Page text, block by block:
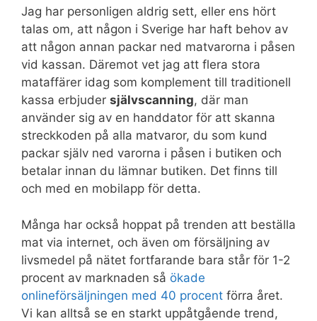
Jag har personligen aldrig sett, eller ens hört
talas om, att någon i Sverige har haft behov av
att någon annan packar ned matvarorna i påsen
vid kassan. Däremot vet jag att flera stora
mataffärer idag som komplement till traditionell
kassa erbjuder självscanning, där man
använder sig av en handdator för att skanna
streckkoden på alla matvaror, du som kund
packar själv ned varorna i påsen i butiken och
betalar innan du lämnar butiken. Det finns till
och med en mobilapp för detta.
Många har också hoppat på trenden att beställa
mat via internet, och även om försäljning av
livsmedel på nätet fortfarande bara står för 1-2
procent av marknaden så ökade
onlineförsäljningen med 40 procent förra året.
Vi kan alltså se en starkt uppåtgående trend,